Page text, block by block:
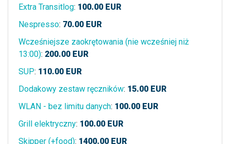
Extra Transitlog: 100.00 EUR
Nespresso: 70.00 EUR
Wcześniejsze zaokrętowania (nie wcześniej niż
13:00): 200.00 EUR
SUP: 110.00 EUR
Dodakowy zestaw ręczników: 15.00 EUR
WLAN - bez limitu danych: 100.00 EUR
Grill elektryczny: 100.00 EUR
Skipper (+food): 1400.00 EUR